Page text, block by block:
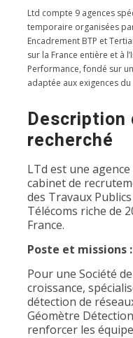
Ltd compte 9 agences
temporaire organisées
Encadrement BTP et
sur la France entière et à
Performance, fondé sur
adaptée aux exigences du
recherché
LTd est une
cabinet de
des Travaux
Télécoms riche de
France.
Poste et missions :
Pour une Société
croissance,
détection de
Géomètre
renforcer les